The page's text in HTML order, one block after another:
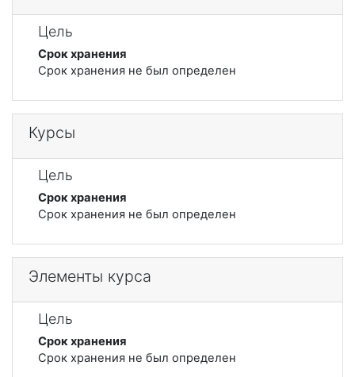
Цель
Срок хранения
Срок хранения не был определен
Курсы
Цель
Срок хранения
Срок хранения не был определен
Элементы курса
Цель
Срок хранения
Срок хранения не был определен